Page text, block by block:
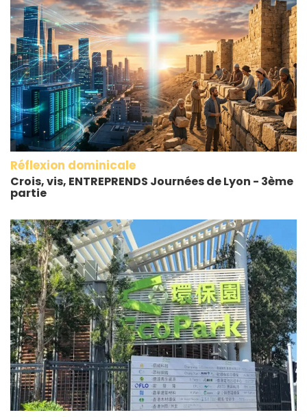
Réflexion dominicale
Crois, vis, ENTREPRENDS Journées de Lyon - 3ème
partie